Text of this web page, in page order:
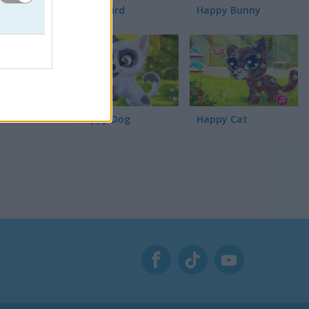
a
Word Bird Happy Bunny
Happy Dog Happy Cat